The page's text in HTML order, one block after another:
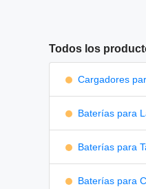
Todos los
Cargadores
Baterías para
Baterías para
Baterías para